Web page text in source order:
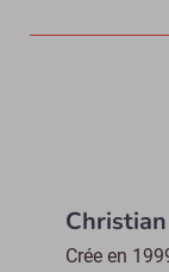
Crée en